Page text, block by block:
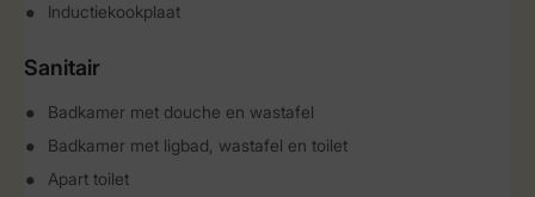
Inductiekookplaat
Sanitair
Badkamer met douche en wastafel
Badkamer met ligbad, wastafel en toilet
Apart toilet